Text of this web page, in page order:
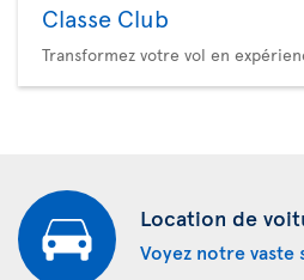
Classe Club
Transformez votre vol en
Location de
Voyez notre vaste